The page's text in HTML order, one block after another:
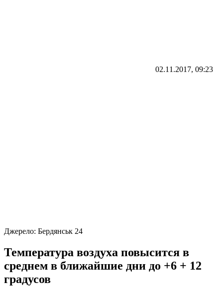
02.11.2017, 09:23
Джерело: Бердянськ 24
Температура воздуха повысится в
среднем в ближайшие дни до +6 + 12
градусов